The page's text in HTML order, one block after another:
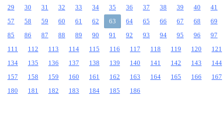
29
30 31 32 33 34 35 36 37 38 39 40
41
57
58 59 60 61 62 63 64 65 66 67 68
69
85
86 87 88 89 90 91 92 93 94 95 96
97
111
112 113 114 115 116 117 118 119 120
121
134
135 136 137 138 139 140 141 142 143
144
157
158 159 160 161 162 163 164 165 166
167
180
181 182 183 184 185 186